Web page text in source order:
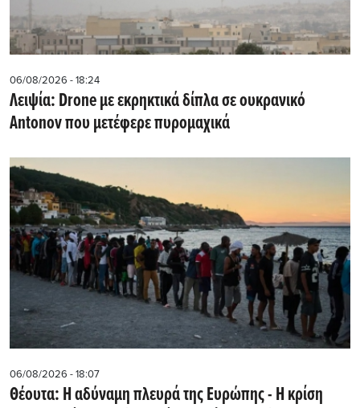
06/08/2026 - 18:24
Λειψία: Drone με εκρηκτικά δίπλα σε ουκρανικό
Antonov που μετέφερε πυρομαχικά
06/08/2026 - 18:07
Θέουτα: Η αδύναμη πλευρά της Ευρώπης - Η κρίση